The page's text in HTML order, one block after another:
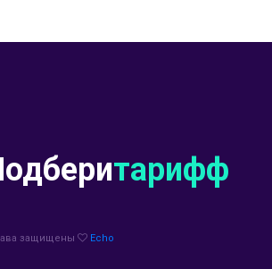
тарифф
защищены Echo